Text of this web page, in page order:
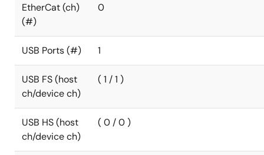
EtherCat (ch)
(#)
0
USB Ports (#) 1
USB FS (host
ch/device ch)
( 1 / 1 )
USB HS (host
ch/device ch)
( 0 / 0 )